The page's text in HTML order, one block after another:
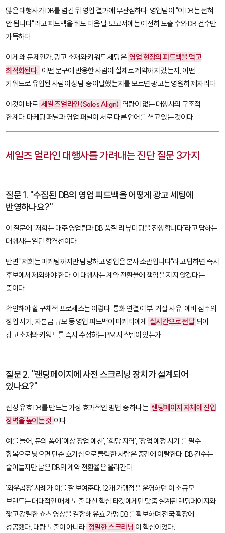
많은 대행사가 DB를 넘긴 뒤 영업 결과에 무관심하다. 영업팀이 "이 DB는 전혀
안 됩니다"라고 피드백을 줘도 다음 달 보고서에는 여전히 노출 수와 DB 건수만
가득하다.
이게 왜 문제인가. 광고 소재와 키워드 세팅은 영업 현장의 피드백을 먹고
최적화된다. 어떤 문구에 반응한 사람이 실제로 계약까지 갔는지, 어떤
키워드로 유입된 사람이 상담 중 이탈했는지를 모르면 광고는 영원히 제자리다.
이것이 바로 세일즈 얼라인(Sales Align) 역량이 없는 대행사의 구조적
한계다. 마케팅 퍼널과 영업 퍼널이 서로 다른 언어를 쓰고 있는 것이다.
세일즈 얼라인 대행사를 가려내는 진단 질문 3가지
질문 1. "수집된 DB의 영업 피드백을 어떻게 광고 세팅에
반영하나요?"
이 질문에 "저희는 매주 영업팀과 DB 품질 리뷰 미팅을 진행합니다"라고 답하는
대행사는 일단 합격선이다.
반면 "저희는 마케팅까지만 담당하고 영업은 본사 소관입니다"라고 답하면 즉시
후보에서 제외해야 한다. 이 대행사는 계약 전환율에 책임을 지지 않겠다는
뜻이다.
확인해야 할 구체적 프로세스는 이렇다. 통화 연결 여부, 거절 사유, 예비 점주의
창업 시기, 자본금 규모 등 영업 피드백이 마케터에게 실시간으로 전달 되어
광고 소재와 키워드를 즉시 수정하는 PM 시스템이 있는가.
질문 2. "랜딩페이지에 사전 스크리닝 장치가 설계되어
있나요?"
진성 유효 DB를 만드는 가장 효과적인 방법 중 하나는 랜딩페이지 자체에 진입
장벽을 높이는 것 이다.
예를 들어, 문의 폼에 '예상 창업 예산', '희망 지역', '창업 예정 시기'를 필수
항목으로 넣으면 단순 호기심으로 클릭한 사람은 중간에 이탈한다. DB 건수는
줄어들지만 남은 DB의 계약 전환율은 올라간다.
'와우곱창' 사례가 이를 잘 보여준다. 12개 가맹점을 운영하던 이 소규모
브랜드는 대대적인 매체 노출 대신 핵심 타겟에게만 맞춤 설계된 랜딩페이지와
짧고 강렬한 쇼츠 영상을 결합해 유효 가맹 DB를 확보하며 전국 확장에
성공했다. 대량 노출이 아니라 정밀한 스크리닝 이 핵심이었다.